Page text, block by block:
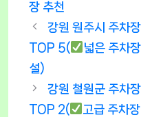
장 추천
강원 원주시 주차장
TOP 5(
넓은 주차장
설)
강원 철원군 주차장
TOP 2(
고급 주차장